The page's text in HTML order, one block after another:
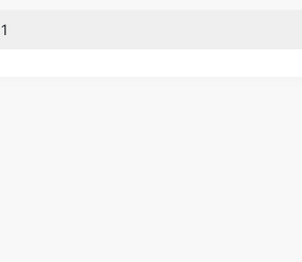
1